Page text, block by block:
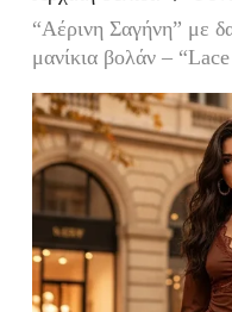
“Αέρινη Σαγήνη” με
μανίκια βολάν –